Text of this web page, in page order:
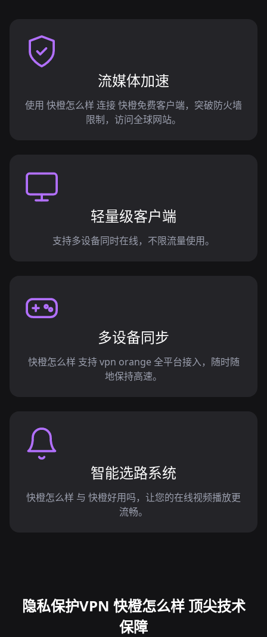
流媒体加速
使用 快橙怎么样 连接 快橙免费客户端，突破防火墙
限制，访问全球网站。
轻量级客户端
支持多设备同时在线，不限流量使用。
多设备同步
快橙怎么样 支持 vpn orange 全平台接入，随时随
地保持高速。
智能选路系统
快橙怎么样 与 快橙好用吗，让您的在线视频播放更
流畅。
隐私保护VPN 快橙怎么样 顶尖技术
保障